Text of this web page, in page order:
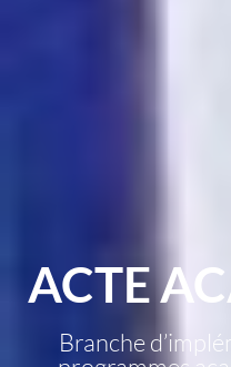
ACTE
Branche